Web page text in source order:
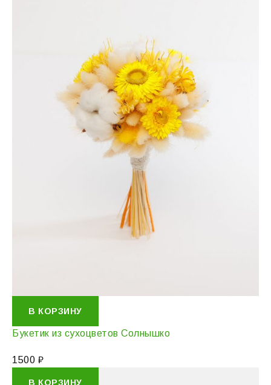
В КОРЗИНУ
Букетик из сухоцветов Солнышко
1500 ₽
В КОРЗИНУ